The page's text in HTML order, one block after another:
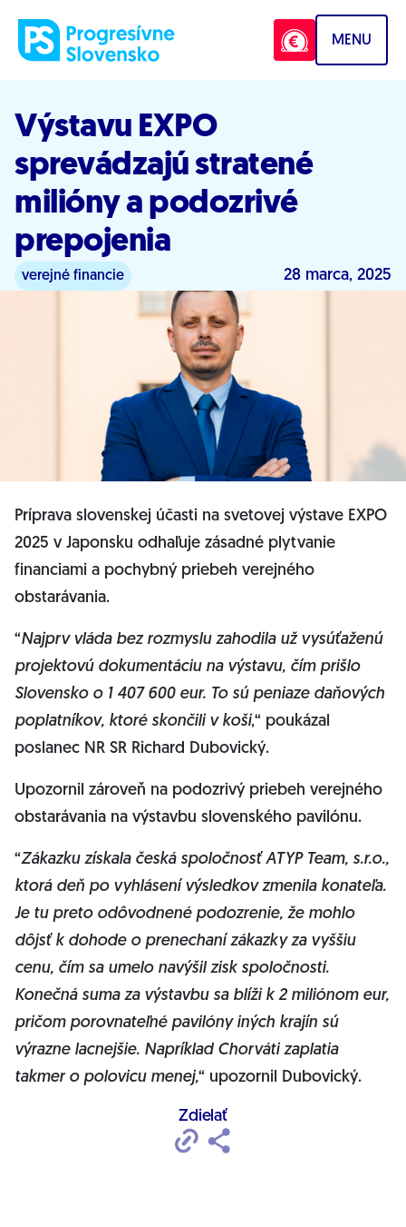
MENU
Výstavu EXPO
sprevádzajú stratené
milióny a podozrivé
prepojenia
verejné financie 28 marca, 2025
Príprava slovenskej účasti na svetovej výstave EXPO
2025 v Japonsku odhaľuje zásadné plytvanie
financiami a pochybný priebeh verejného
obstarávania.
“Najprv vláda bez rozmyslu zahodila už vysúťaženú
projektovú dokumentáciu na výstavu, čím prišlo
Slovensko o 1 407 600 eur. To sú peniaze daňových
poplatníkov, ktoré skončili v koši,“ poukázal
poslanec NR SR Richard Dubovický.
Upozornil zároveň na podozrivý priebeh verejného
obstarávania na výstavbu slovenského pavilónu.
“Zákazku získala česká spoločnosť ATYP Team, s.r.o.,
ktorá deň po vyhlásení výsledkov zmenila konateľa.
Je tu preto odôvodnené podozrenie, že mohlo
dôjsť k dohode o prenechaní zákazky za vyššiu
cenu, čím sa umelo navýšil zisk spoločnosti.
Konečná suma za výstavbu sa blíži k 2 miliónom eur,
pričom porovnateľné pavilóny iných krajín sú
výrazne lacnejšie. Napríklad Chorváti zaplatia
takmer o polovicu menej,“ upozornil Dubovický.
Zdielať